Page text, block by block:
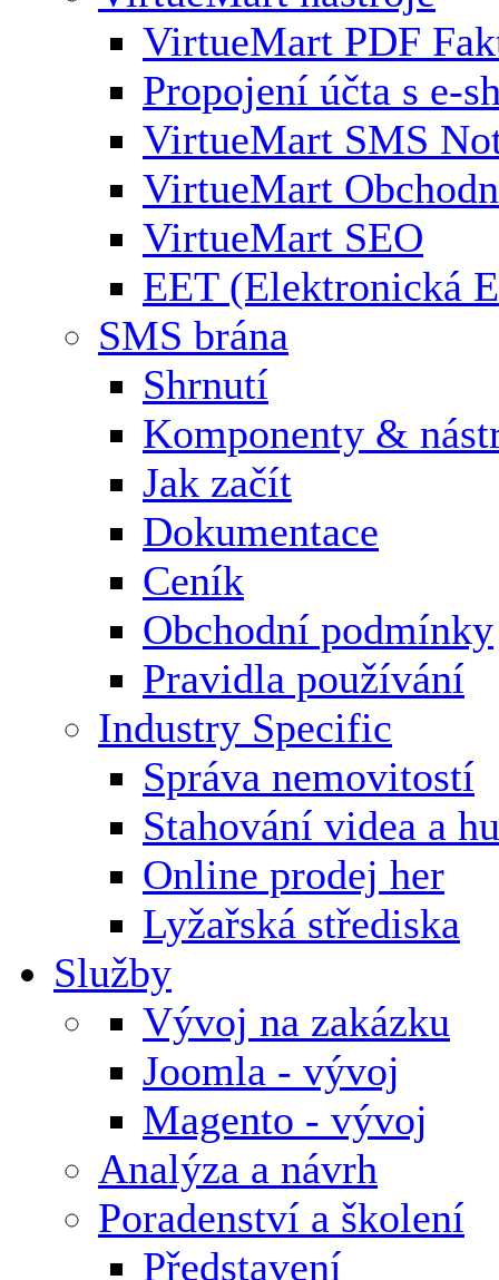
VirtueMart PDF
Propojení účta s e-
VirtueMart SMS
VirtueMart
VirtueMart SEO
EET (Elektronická
SMS brána
Shrnutí
Komponenty &
Jak začít
Dokumentace
Ceník
Obchodní podmínky
Pravidla používání
Industry Specific
Správa nemovitostí
Stahování videa a
Online prodej her
Lyžařská střediska
Služby
Vývoj na zakázku
Joomla - vývoj
Magento - vývoj
Analýza a návrh
Poradenství a školení
Představení